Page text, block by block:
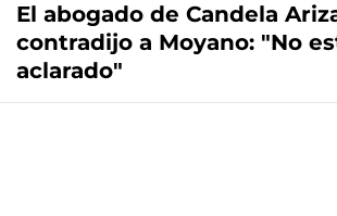
El abogado de Candela
contradijo a Moyano: "No
aclarado"